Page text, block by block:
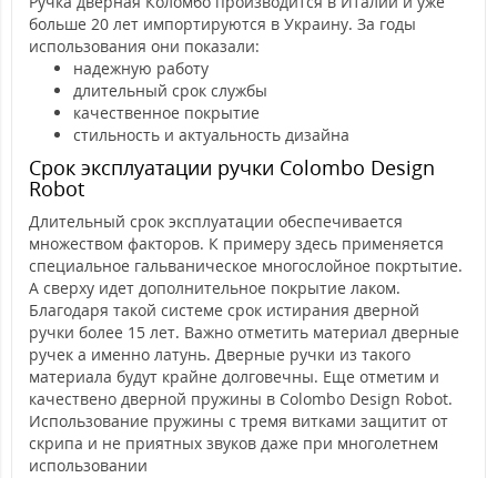
больше 20 лет импортируются в Украину. За годы
использования они показали:
надежную работу
длительный срок службы
качественное покрытие
стильность и актуальность дизайна
Срок эксплуатации ручки Colombo Design
Robot
Длительный срок эксплуатации обеспечивается
множеством факторов. К примеру здесь применяется
специальное гальваническое многослойное покртытие.
А сверху идет дополнительное покрытие лаком.
Благодаря такой системе срок истирания дверной
ручки более 15 лет. Важно отметить материал дверные
ручек а именно латунь. Дверные ручки из такого
материала будут крайне долговечны. Еще отметим и
качествено дверной пружины в Colombo Design Robot.
Использование пружины с тремя витками защитит от
скрипа и не приятных звуков даже при многолетнем
использовании